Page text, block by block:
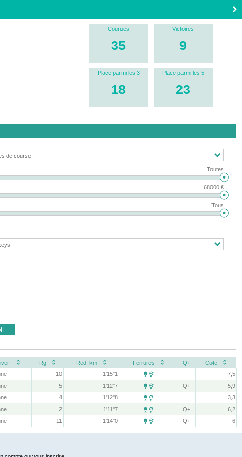
Courues
35
Victoires
9
Place parmi les 3
18
Place parmi les 5
23
Toutes
68000 €
Tous
Rg Red. km Ferrures Q+
Cote
10 1'15''1 
7,5
5 1'12''7  Q+
5,9
4 1'12''8 
3,3
2 1'11''7  Q+
6,2
11 1'14''0  Q+ 6